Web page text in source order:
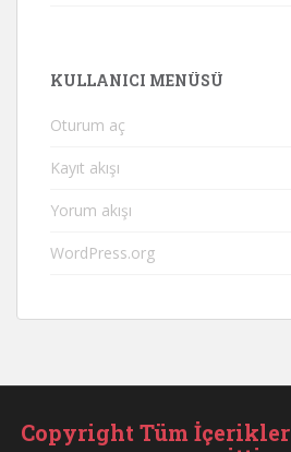
KULLANICI MENÜSÜ
Oturum aç
Kayıt akışı
Yorum akışı
WordPress.org
Copyright Tüm İçerikler